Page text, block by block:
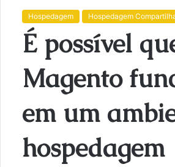
Hospedagem Hospedagem
É possível
Magento
em um
hospedagem